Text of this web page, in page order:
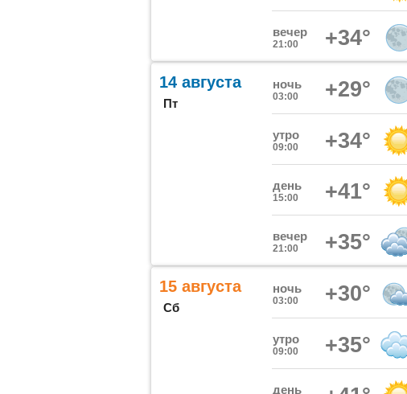
вечер
21:00 +34°
14 августа
Пт
ночь
03:00 +29°
утро
09:00 +34°
день
15:00 +41°
вечер
21:00 +35°
15 августа
Сб
ночь
03:00 +30°
утро
09:00 +35°
день